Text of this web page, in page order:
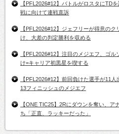
【PFL2026#12】バトルがロスタにTD
戦に向けて連戦直訴
【PFL2026#12】ジェフリーが得意の
け、大差の判定勝利を収める
【PFL2026#12】注目のメジエフ、ゴ
け=キャリア初黒星を喫する
【PFL2026#12】前回負けた選手が11
13フィニッシュのメジエフ
【ONE TIC25】2Rにダウンを奪い、
ち「正直、ラッキーだった」